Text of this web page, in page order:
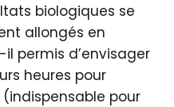
biologiques se
allongés en
permis d’envisager
heures pour
pour